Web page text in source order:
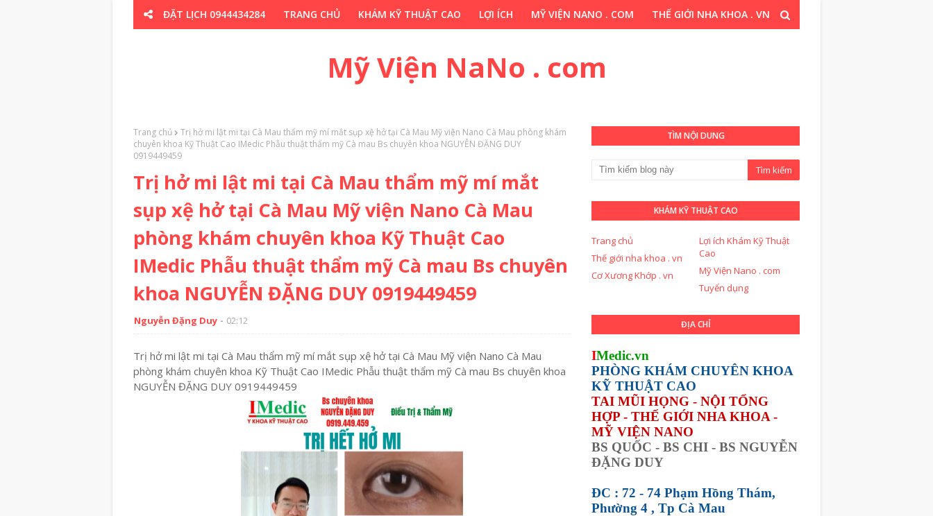
ĐẶT LỊCH 0944434284 TRANG CHỦ KHÁM KỸ THUẬT CAO LỢI ÍCH MỸ VIỆN NANO . COM THẾ GIỚI NHA KHOA . VN
Mỹ Viện NaNo . com
Trang chủ
Trị hở mi lật mi tại Cà Mau thẩm mỹ mí mắt sụp xệ hở tại Cà Mau Mỹ viện Nano Cà Mau phòng khám
chuyên khoa Kỹ Thuật Cao IMedic Phẫu thuật thẩm mỹ Cà mau Bs chuyên khoa NGUYỄN ĐẶNG DUY
0919449459
Trị hở mi lật mi tại Cà Mau thẩm mỹ mí mắt
sụp xệ hở tại Cà Mau Mỹ viện Nano Cà Mau
phòng khám chuyên khoa Kỹ Thuật Cao
IMedic Phẫu thuật thẩm mỹ Cà mau Bs chuyên
khoa NGUYỄN ĐẶNG DUY 0919449459
Nguyễn Đặng Duy 02:12
Trị hở mi lật mi tại Cà Mau thẩm mỹ mí mắt sụp xệ hở tại Cà Mau Mỹ viện Nano Cà Mau
phòng khám chuyên khoa Kỹ Thuật Cao IMedic Phẫu thuật thẩm mỹ Cà mau Bs chuyên khoa
NGUYỄN ĐẶNG DUY 0919449459
TÌM NỘI DUNG
KHÁM KỸ THUẬT CAO
Trang chủ
Lợi ích Khám Kỹ Thuật
Cao
Thế giới nha khoa . vn
Mỹ Viện Nano . com
Cơ Xương Khớp . vn
Tuyển dụng
ĐỊA CHỈ
IMedic.vn
PHÒNG KHÁM CHUYÊN KHOA
KỸ THUẬT CAO
TAI MŨI HỌNG - NỘI TỔNG
HỢP - THẾ GIỚI NHA KHOA -
MỸ VIỆN NANO
BS QUỐC - BS CHI - BS NGUYỄN
ĐẶNG DUY
ĐC : 72 - 74 Phạm Hồng Thám,
Phường 4 , Tp Cà Mau